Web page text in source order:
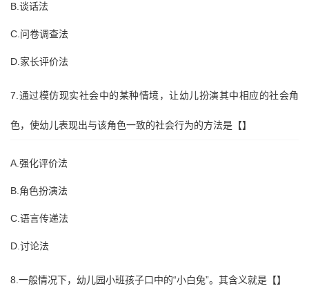
B.谈话法
C.问卷调查法
D.家长评价法
7.通过模仿现实社会中的某种情境，让幼儿扮演其中相应的社会角
色，使幼儿表现出与该角色一致的社会行为的方法是【】
A.强化评价法
B.角色扮演法
C.语言传递法
D.讨论法
8.一般情况下，幼儿园小班孩子口中的“小白兔”。其含义就是【】